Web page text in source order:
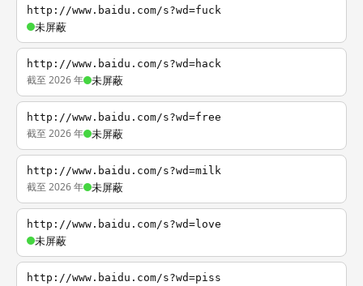
http://www.baidu.com/s?wd=fuck
未屏蔽
http://www.baidu.com/s?wd=hack
截至 2026 年 未屏蔽
http://www.baidu.com/s?wd=free
截至 2026 年 未屏蔽
http://www.baidu.com/s?wd=milk
截至 2026 年 未屏蔽
http://www.baidu.com/s?wd=love
未屏蔽
http://www.baidu.com/s?wd=piss